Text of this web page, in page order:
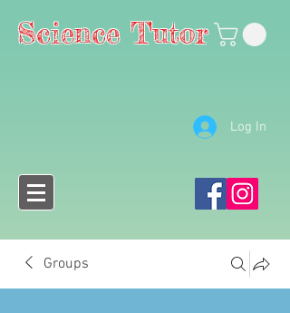
Science Tutor
Log In
Groups